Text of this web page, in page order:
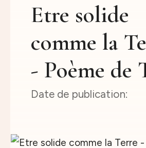
Etre solide
comme la
- Poème de